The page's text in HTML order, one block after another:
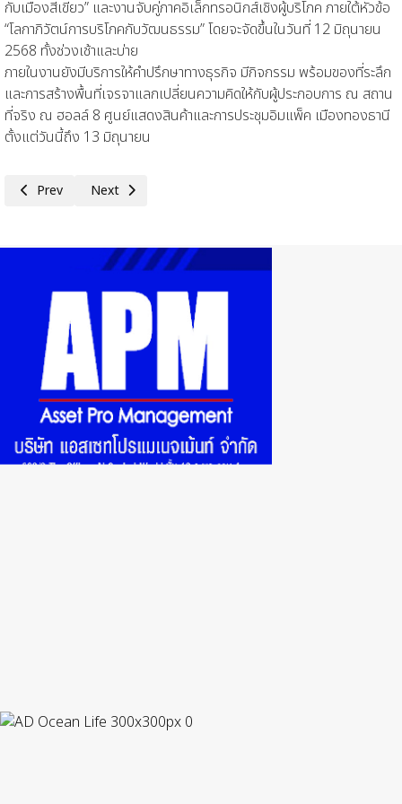
กับเมืองสีเขียว” และงานจับคู่ภาคอิเล็กทรอนิกส์เชิงผู้บริโภค ภายใต้หัวข้อ
“โลกาภิวัตน์การบริโภคกับวัฒนธรรม” โดยจะจัดขึ้นในวันที่ 12 มิถุนายน
2568 ทั้งช่วงเช้าและบ่าย
ภายในงานยังมีบริการให้คำปรึกษาทางธุรกิจ มีกิจกรรม พร้อมของที่ระลึก
และการสร้างพื้นที่เจรจาแลกเปลี่ยนความคิดให้กับผู้ประกอบการ ณ สถาน
ที่จริง ณ ฮอลล์ 8 ศูนย์แสดงสินค้าและการประชุมอิมแพ็ค เมืองทองธานี
ตั้งแต่วันนี้ถึง 13 มิถุนายน
Previous article: งานแสดงเทคโนโลยีอัจฉริยะปีที่ 2 (OCTF Smart Tech
Prev Next article: หอการค้าเวียดนาม-ไทย เปิดตัวด้วยงานเลี้ยงใหญ่
Next